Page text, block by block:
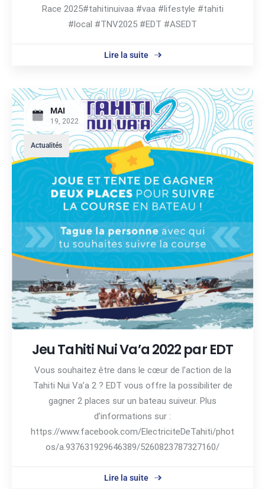
Race 2025#tahitinuivaa #vaa #lifestyle #tahiti
#local #TNV2025 #EDT #ASEDT
Lire la suite
MAI
19, 2022
Actualités
Jeu Tahiti Nui Va’a 2022 par EDT
Vous souhaitez être dans le cœur de l’action de la
Tahiti Nui Va’a 2 ? EDT vous offre la possibiliter de
gagner 2 places sur un bateau suiveur. Plus
d’informations sur :
https://www.facebook.com/ElectriciteDeTahiti/phot
os/a.937631929646389/5260823787327160/
Lire la suite